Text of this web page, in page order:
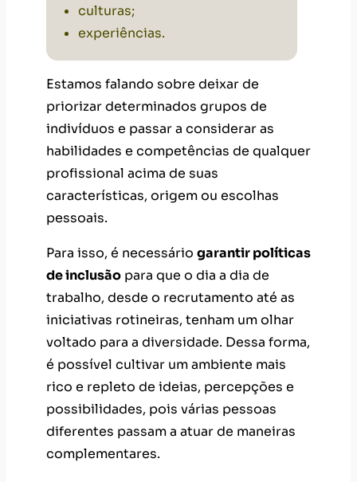
culturas;
experiências.
Estamos falando sobre deixar de
priorizar determinados grupos de
indivíduos e passar a considerar as
habilidades e competências de qualquer
profissional acima de suas
características, origem ou escolhas
pessoais.
Para isso, é necessário garantir políticas
de inclusão para que o dia a dia de
trabalho, desde o recrutamento até as
iniciativas rotineiras, tenham um olhar
voltado para a diversidade. Dessa forma,
é possível cultivar um ambiente mais
rico e repleto de ideias, percepções e
possibilidades, pois várias pessoas
diferentes passam a atuar de maneiras
complementares.